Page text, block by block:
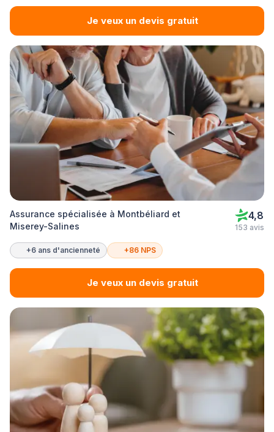
Je veux un devis gratuit
Assurance spécialisée à Montbéliard et
Miserey-Salines
4,8
153 avis
+6 ans d'ancienneté +86 NPS
Je veux un devis gratuit